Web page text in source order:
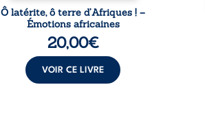
Ô latérite, ô terre d’Afriques ! –
Émotions africaines
20,00€
VOIR CE LIVRE